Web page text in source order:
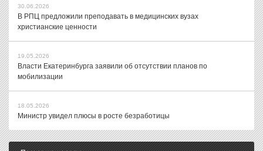
30.06.2026
В РПЦ предложили преподавать в медицинских вузах
христианские ценности
19.05.2026
Власти Екатеринбурга заявили об отсутствии планов по
мобилизации
18.05.2026
Министр увидел плюсы в росте безработицы